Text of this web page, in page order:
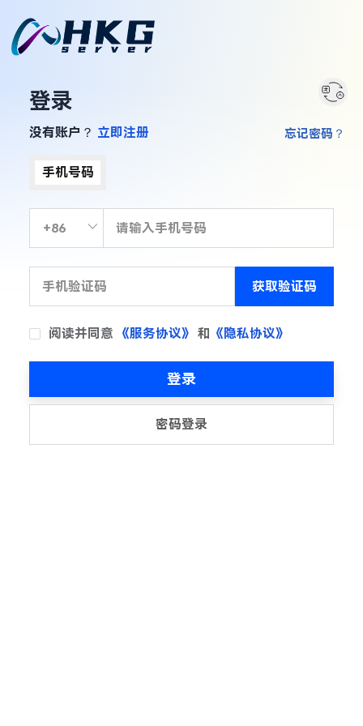
登录
没有账户？ 立即注册
手机号码
获取验证码
阅读并同意 《服务协议》 和 《隐私协议》
忘记密码？
登录
密码登录